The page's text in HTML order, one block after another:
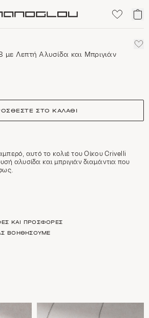
Το
με Λεπτή Αλυσίδα και Μπριγιάν
ΣΤΟ ΚΑΛΆΘΙ
αυτό το κολιέ του Οίκου Crivelli
αλυσίδα και μπριγιάν διαμάντια που
ΚΑΙ ΠΡΟΣΦΟΡΈΣ
ΒΟΗΘΉΣΟΥΜΕ